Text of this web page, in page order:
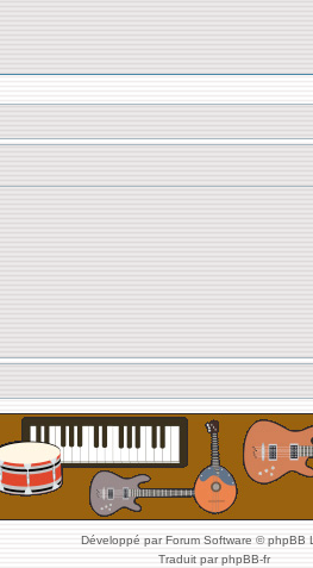
Développé par Forum Software © phpBB
Traduit par phpBB-fr